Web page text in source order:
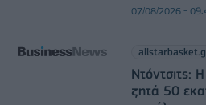
07/08/2026 -
Ντόντσιτς:
ζητά 50